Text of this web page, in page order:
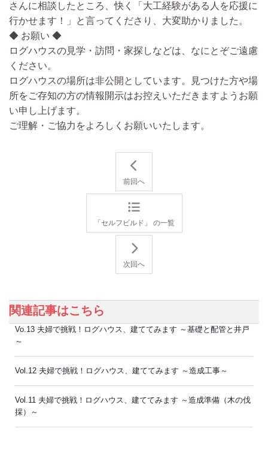
さんに相談したところ、快く「大工経験がある人を応援に
行かせます！」と言ってくださり、大変助かりました。
◆ お願い ◆
ログハウスの見学・訪問・家探しなどは、なにとぞご遠慮
ください。
ログハウスの場所は非公開としています。見つけた方や場
所をご存知の方の情報開示はお控えいただきますようお願
い申し上げます。
ご理解・ご協力をよろしくお願いいたします。
前回へ
「セルフビルド」 の一覧
次回へ
関連記事はこちら
Vo.13 夫婦で挑戦！ログハウス、建ててみます ～基礎と配管と井戸
～
Vol.12 夫婦で挑戦！ログハウス、建ててみます ～造成工事～
Vol.11 夫婦で挑戦！ログハウス、建ててみます ～造成準備（木の伐
採）～